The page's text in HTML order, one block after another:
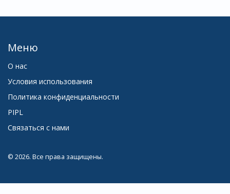
Меню
О нас
Условия использования
Политика конфиденциальности
PIPL
Связаться с нами
© 2026. Все права защищены.